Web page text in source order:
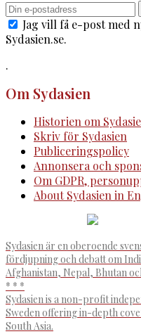
Jag vill få e-post med
Sydasien.se.
.
Om Sydasien
Historien om
Skriv för Sydasien
Publiceringspolicy
Annonsera och
Om GDPR,
About Sydasien in
Sydasien är en oberoende
fördjupning och debatt om
Afghanistan, Nepal, Bhutan
* * *
Sydasien is a non-profit
Sweden offering in-depth
South Asia.